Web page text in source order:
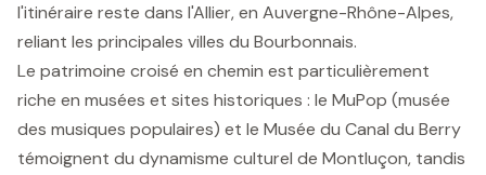
l'itinéraire reste dans l'Allier, en Auvergne-Rhône-Alpes,
reliant les principales villes du Bourbonnais.
Le patrimoine croisé en chemin est particulièrement
riche en musées et sites historiques : le MuPop (musée
des musiques populaires) et le Musée du Canal du Berry
témoignent du dynamisme culturel de Montluçon, tandis